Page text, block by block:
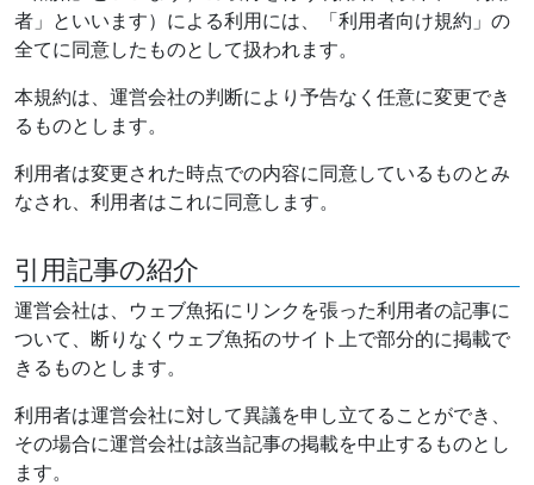
者」といいます）による利用には、「利用者向け規約」の
全てに同意したものとして扱われます。
本規約は、運営会社の判断により予告なく任意に変更でき
るものとします。
利用者は変更された時点での内容に同意しているものとみ
なされ、利用者はこれに同意します。
引用記事の紹介
運営会社は、ウェブ魚拓にリンクを張った利用者の記事に
ついて、断りなくウェブ魚拓のサイト上で部分的に掲載で
きるものとします。
利用者は運営会社に対して異議を申し立てることができ、
その場合に運営会社は該当記事の掲載を中止するものとし
ます。